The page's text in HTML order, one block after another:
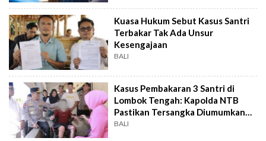
Kuasa Hukum Sebut Kasus Santri
Terbakar Tak Ada Unsur
Kesengajaan
BALI
Kasus Pembakaran 3 Santri di
Lombok Tengah: Kapolda NTB
Pastikan Tersangka Diumumkan
Pekan Ini
BALI